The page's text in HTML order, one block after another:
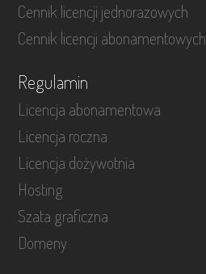
Cennik licencji jednorazowych
Cennik licencji abonamentowych
Regulamin
Licencja abonamentowa
Licencja roczna
Licencja dożywotnia
Hosting
Szata graficzna
Domeny